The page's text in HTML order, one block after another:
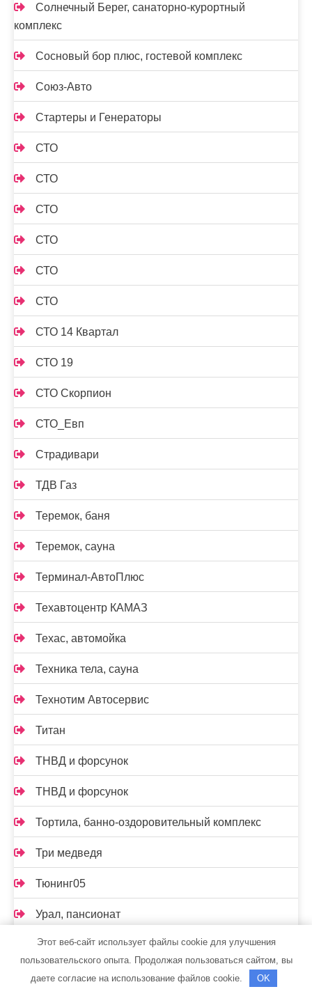
Солнечный Берег, санаторно-курортный
комплекс
Сосновый бор плюс, гостевой комплекс
Союз-Авто
Стартеры и Генераторы
СТО
СТО
СТО
СТО
СТО
СТО
СТО 14 Квартал
СТО 19
СТО Скорпион
СТО_Евп
Страдивари
ТДВ Газ
Теремок, баня
Теремок, сауна
Терминал-АвтоПлюс
Техавтоцентр КАМАЗ
Техас, автомойка
Техника тела, сауна
Технотим Автосервис
Титан
ТНВД и форсунок
ТНВД и форсунок
Тортила, банно-оздоровительный комплекс
Три медведя
Тюнинг05
Урал, пансионат
Установочный центр Pandora
Установочный центр Pandora
Этот веб-сайт использует файлы cookie для улучшения
пользовательского опыта. Продолжая пользоваться сайтом, вы
даете согласие на использование файлов cookie.
OK